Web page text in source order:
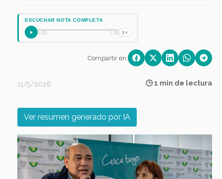
ESCUCHAR NOTA COMPLETA
0:00 1:29 1×
Compartir en:
11/5/2026 🕒 1 min de lectura
Ver resumen generado por IA